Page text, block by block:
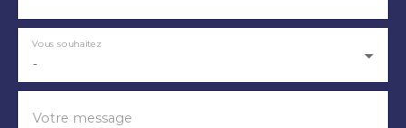
-
Vous souhaitez
Votre message